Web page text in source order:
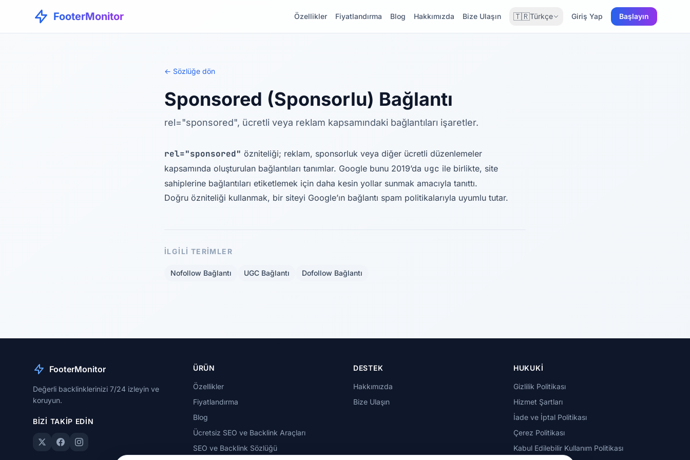
FooterMonitor Özellikler Fiyatlandırma Blog Hakkımızda Bize Ulaşın 🇹🇷Türkçe Giriş Yap Başlayın
← Sözlüğe dön
Sponsored (Sponsorlu) Bağlantı
rel="sponsored", ücretli veya reklam kapsamındaki bağlantıları işaretler.
rel="sponsored" özniteliği; reklam, sponsorluk veya diğer ücretli düzenlemeler
kapsamında oluşturulan bağlantıları tanımlar. Google bunu 2019’da ugc ile birlikte, site
sahiplerine bağlantıları etiketlemek için daha kesin yollar sunmak amacıyla tanıttı.
Doğru özniteliği kullanmak, bir siteyi Google’ın bağlantı spam politikalarıyla uyumlu tutar.
İLGILI TERIMLER
Nofollow Bağlantı UGC Bağlantı Dofollow Bağlantı
FooterMonitor
Değerli backlinklerinizi 7/24 izleyin ve
koruyun.
BIZI TAKIP EDIN
ÜRÜN
Özellikler
Fiyatlandırma
Blog
Ücretsiz SEO ve Backlink Araçları
SEO ve Backlink Sözlüğü
DESTEK
Hakkımızda
Bize Ulaşın
HUKUKI
Gizlilik Politikası
Hizmet Şartları
İade ve İptal Politikası
Çerez Politikası
Kabul Edilebilir Kullanım Politikası